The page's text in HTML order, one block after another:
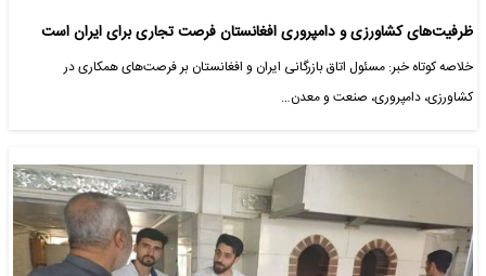
ظرفیت‌های کشاورزی و دامپروری افغانستان فرصت تجاری برای ایران است
خلاصه کوتاه خبر: مسئول اتاق بازرگانی ایران و افغانستان بر فرصت‌های همکاری در
کشاورزی، دامپروری، صنعت و معدن…